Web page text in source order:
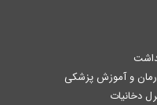
و آموزش پزشكی
دخانیات